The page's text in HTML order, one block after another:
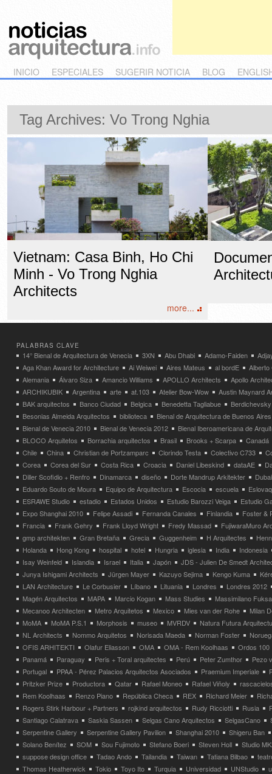
Main menu
Skip to primary content
Skip to secondary content
INICIO ESPECIALES SUGERIR NOTICIA BLOG
Tag Archives: Vo Trong Nghia
Vietnam: Casa Binh, Ho Chi
Minh - Vo Trong Nghia
Architects
more...
PALABRAS CLAVE
14° Bienal de Arquitectura de Venecia 3XN Abu Dhabi Adamo-Faiden
Aga Khan Award for Architecture
Ai Weiwei Aires Mateus al bordE
Alberto
Alemania
Álvaro Siza Amancio Williams APOLLO Architects
Apollo
ARCHIKUBIK
Argentina arte at.103 Atelier Bow-Wow
Austin Maynard
BAK arquitectos
Banco Ciudad Belgica Benedetta Tagliabue
Besonias Almeida Arquitectos
biblioteca
Bienal de Arquitectura de Buenos Aires
Bienal de Venecia 2010
Bienal de Venecia 2012
Bienal Iberoamericana de
BLOCO Arquitetos
Borrachia arquitectos Brasil Brooks + Scarpa
Canadá
Chile
China Christian de Portzamparc Clorindo Testa Colectivo C733
Corea
Corea del Sur Costa Rica Croacia Daniel Libeskind dataAE
Diller Scofidio + Renfro
Dinamarca diseño Dorte Mandrup Arkitekter
Dubai
Eduardo Souto de Moura
Equipo de Arquitectura Escocia escuela
ESRAWE Studio
estadio Estados Unidos Estudio Barozzi Veiga
Estudio
Expo Shanghai 2010
Felipe Assadi Fernanda Canales Finlandia
Foster &
Francia
Frank Gehry Frank Lloyd Wright Fredy Massad
FujiwaraMuro
gmp architekten
Gran Bretaña Grecia Guggenheim H Arquitectes
Holanda
Hong Kong hospital hotel Hungria iglesia India
Indonesia
Isay Weinfeld
Islandia Israel Italia Japón
JDS - Julien De Smedt
Junya Ishigami Architects
Jürgen Mayer Kazuyo Sejima Kengo Kuma
LAN Architecture
Le Corbusier Líbano Lituania Londres
Londres 2012
Magén Arquitectos
MAPA Marcio Kogan Mass Studies
Massimilano
Mecanoo Architecten
Metro Arquitetos Mexico Mies van der Rohe
Milan
MoMA
MoMA P.S.1 Morphosis museo MVRDV
Natura Futura
NL Architects
Nommo Arquitetos Norisada Maeda Norman Foster
OFIS ARHITEKTI
Olafur Eliasson OMA OMA - Rem Koolhaas
Ordos 100
Panamá
Paraguay Peris + Toral arquitectes Perú Peter Zumthor
Pezo
Portugal
PPAA - Pérez Palacios Arquitectos Asociados Praemium Imperiale
Pritzker Prize
Productora Qatar Rafael Moneo Rafael Viñoly
Rem Koolhaas
Renzo Piano República Checa REX Richard Meier
Rogers Stirk Harbour + Partners
rojkind arquitectos Rudy Ricciotti Rusia
Santiago Calatrava
Saskia Sassen Selgas Cano Arquitectos SelgasCano
Serpentine Gallery
Serpentine Gallery Pavilion Shanghai 2010
Shigeru Ban
Solano Benítez
SOM Sou Fujimoto Stefano Boeri Steven Holl
Studio
suppose design office
Tadao Ando Tailandia Taiwan Tatiana Bilbao
Thomas Heatherwick
Tokio Toyo Ito Turquia Universidad UNStudio